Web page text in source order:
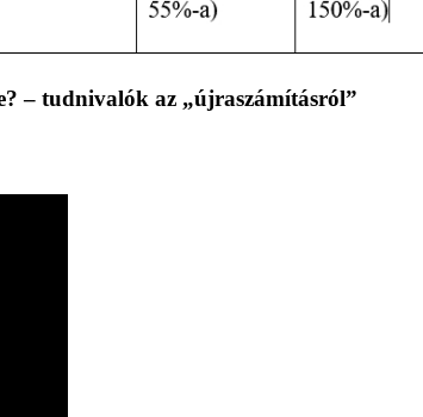
– tudnivalók az „újraszámításról”